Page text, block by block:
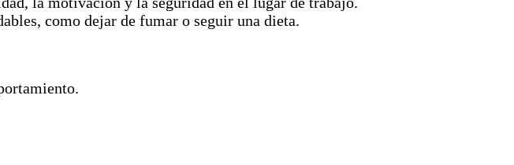
como dejar de fumar o seguir una dieta.